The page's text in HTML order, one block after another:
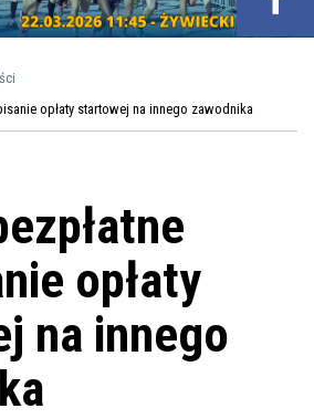
opłaty startowej na innego zawodnika
opłaty
na innego